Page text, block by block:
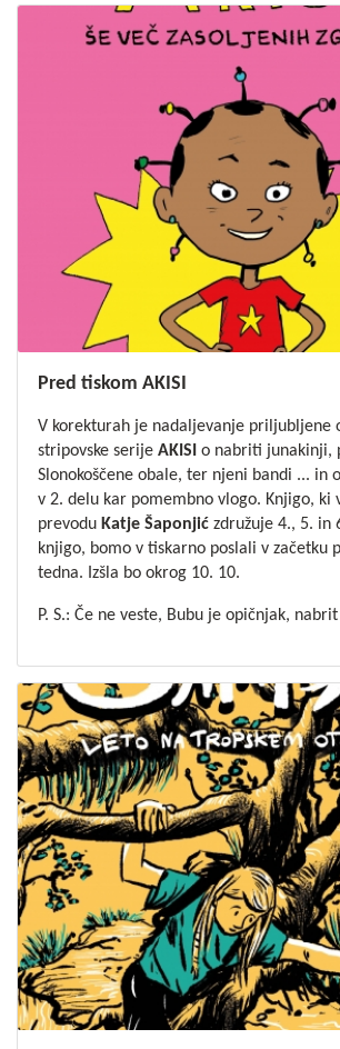
Pred tiskom AKISI
V korekturah je nadaljevanje priljubljene
stripovske serije AKISI o nabriti junakinji,
Slonokoščene obale, ter njeni bandi ... in o
v 2. delu kar pomembno vlogo. Knjigo, ki
prevodu Katje Šaponjićzdružuje 4., 5. in
knjigo, bomo v tiskarno poslali v začetku
tedna. Izšla bo okrog 10. 10.
P. S.: Če ne veste, Bubu je opičnjak,